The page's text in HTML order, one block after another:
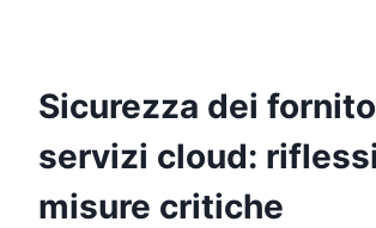
Sicurezza dei
servizi cloud:
misure critiche